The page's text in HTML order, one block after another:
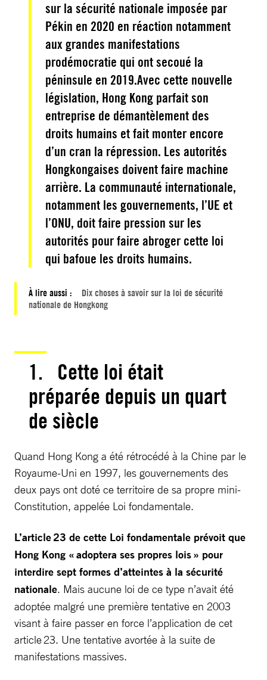
sur la sécurité nationale imposée par
Pékin en 2020 en réaction notamment
aux grandes manifestations
prodémocratie qui ont secoué la
péninsule en 2019.Avec cette nouvelle
législation, Hong Kong parfait son
entreprise de démantèlement des
droits humains et fait monter encore
d’un cran la répression. Les autorités
Hongkongaises doivent faire machine
arrière. La communauté internationale,
notamment les gouvernements, l’UE et
l’ONU, doit faire pression sur les
autorités pour faire abroger cette loi
qui bafoue les droits humains.
À lire aussi :
Dix choses à savoir sur la loi de sécurité
nationale de Hongkong
1. Cette loi était
préparée depuis un quart
de siècle
Quand Hong Kong a été rétrocédé à la Chine par le
Royaume-Uni en 1997, les gouvernements des
deux pays ont doté ce territoire de sa propre mini-
Constitution, appelée Loi fondamentale.
L’article 23 de cette Loi fondamentale prévoit que
Hong Kong « adoptera ses propres lois » pour
interdire sept formes d’atteintes à la sécurité
nationale. Mais aucune loi de ce type n’avait été
adoptée malgré une première tentative en 2003
visant à faire passer en force l’application de cet
article 23. Une tentative avortée à la suite de
manifestations massives.